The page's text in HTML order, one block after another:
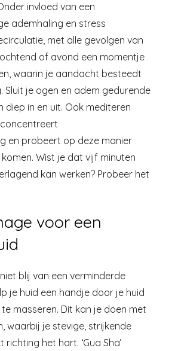
invloed van een
ademhaling en stress
met alle gevolgen van
of avond een momentje
waarin je aandacht besteedt
Sluit je ogen en adem gedurende
diep in en uit. Ook mediteren
en probeert op deze manier
Wist je dat vijf minuten
kan werken? Probeer het
voor een
blij van een verminderde
je huid een handje door je huid
masseren. Dit kan je doen met
waarbij je stevige, strijkende
het hart. ‘Gua Sha’